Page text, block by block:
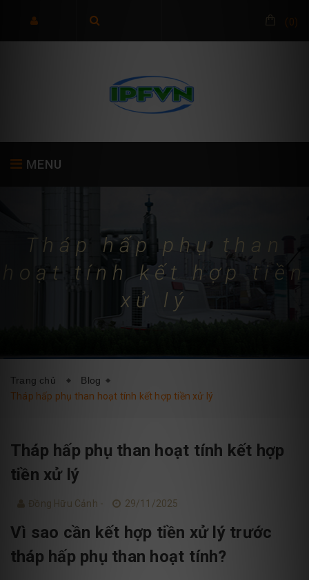
(0)
MENU
GIỚI THIỆU
BLOG LIÊN HỆ
Tháp hấp phụ than
hoạt tính kết hợp tiền
xử lý
Trang chủ
Blog
Tháp hấp phụ than hoạt tính kết hợp tiền xử lý
Tháp hấp phụ than hoạt tính kết hợp
tiền xử lý
Đồng Hữu Cảnh - 29/11/2025
Vì sao cần kết hợp tiền xử lý trước
tháp hấp phụ than hoạt tính?